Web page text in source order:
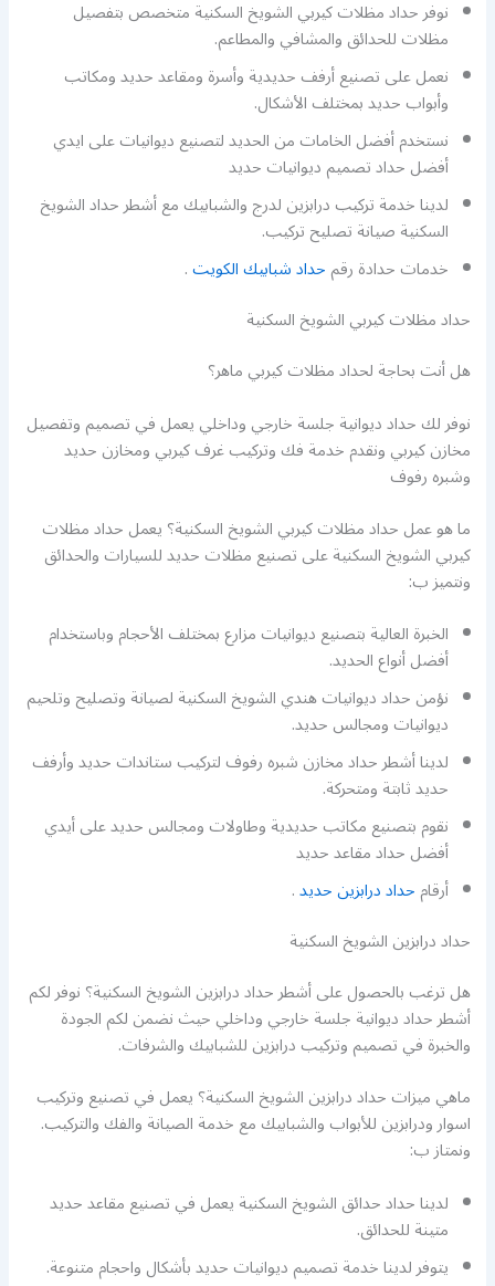
نوفر حداد مظلات كيربي الشويخ السكنية متخصص بتفصيل
مظلات للحدائق والمشافي والمطاعم.
نعمل على تصنيع أرفف حديدية وأسرة ومقاعد حديد ومكاتب
وأبواب حديد بمختلف الأشكال.
نستخدم أفضل الخامات من الحديد لتصنيع ديوانيات على ايدي
أفضل حداد تصميم ديوانيات حديد
لدينا خدمة تركيب درابزين لدرج والشبابيك مع أشطر حداد الشويخ
السكنية صيانة تصليح تركيب.
خدمات حدادة رقمحداد شبابيك الكويت.
حداد مظلات كيربي الشويخ السكنية
هل أنت بحاجة لحداد مظلات كيربي ماهر؟
نوفر لك حداد ديوانية جلسة خارجي وداخلي يعمل في تصميم وتفصيل
مخازن كيربي ونقدم خدمة فك وتركيب غرف كيربي ومخازن حديد
وشبره رفوف
ما هو عمل حداد مظلات كيربي الشويخ السكنية؟ يعمل حداد مظلات
كيربي الشويخ السكنية على تصنيع مظلات حديد للسيارات والحدائق
ونتميز ب:
الخبرة العالية بتصنيع ديوانيات مزارع بمختلف الأحجام وباستخدام
أفضل أنواع الحديد.
نؤمن حداد ديوانيات هندي الشويخ السكنية لصيانة وتصليح وتلحيم
ديوانيات ومجالس حديد.
لدينا أشطر حداد مخازن شبره رفوف لتركيب ستاندات حديد وأرفف
حديد ثابتة ومتحركة.
نقوم بتصنيع مكاتب حديدية وطاولات ومجالس حديد على أيدي
أفضل حداد مقاعد حديد
أرقامحداد درابزين حديد.
حداد درابزين الشويخ السكنية
هل ترغب بالحصول على أشطر حداد درابزين الشويخ السكنية؟ نوفر لكم
أشطر حداد ديوانية جلسة خارجي وداخلي حيث نضمن لكم الجودة
والخبرة في تصميم وتركيب درابزين للشبابيك والشرفات.
ماهي ميزات حداد درابزين الشويخ السكنية؟ يعمل في تصنيع وتركيب
اسوار ودرابزين للأبواب والشبابيك مع خدمة الصيانة والفك والتركيب.
ونمتاز ب:
لدينا حداد حدائق الشويخ السكنية يعمل في تصنيع مقاعد حديد
متينة للحدائق.
يتوفر لدينا خدمة تصميم ديوانيات حديد بأشكال واحجام متنوعة.